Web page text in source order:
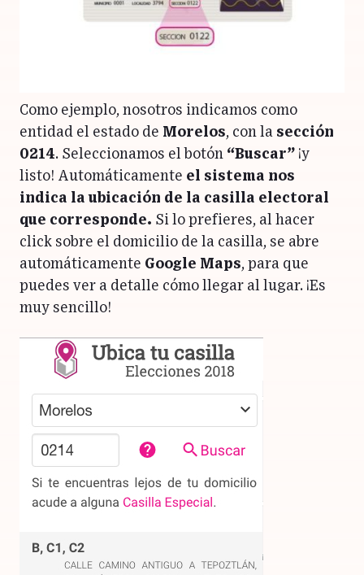
Como ejemplo, nosotros indicamos como
entidad el estado de Morelos, con la sección
0214. Seleccionamos el botón “Buscar” ¡y
listo! Automáticamente el sistema nos
indica la ubicación de la casilla electoral
que corresponde. Si lo prefieres, al hacer
click sobre el domicilio de la casilla, se abre
automáticamente Google Maps, para que
puedes ver a detalle cómo llegar al lugar. ¡Es
muy sencillo!